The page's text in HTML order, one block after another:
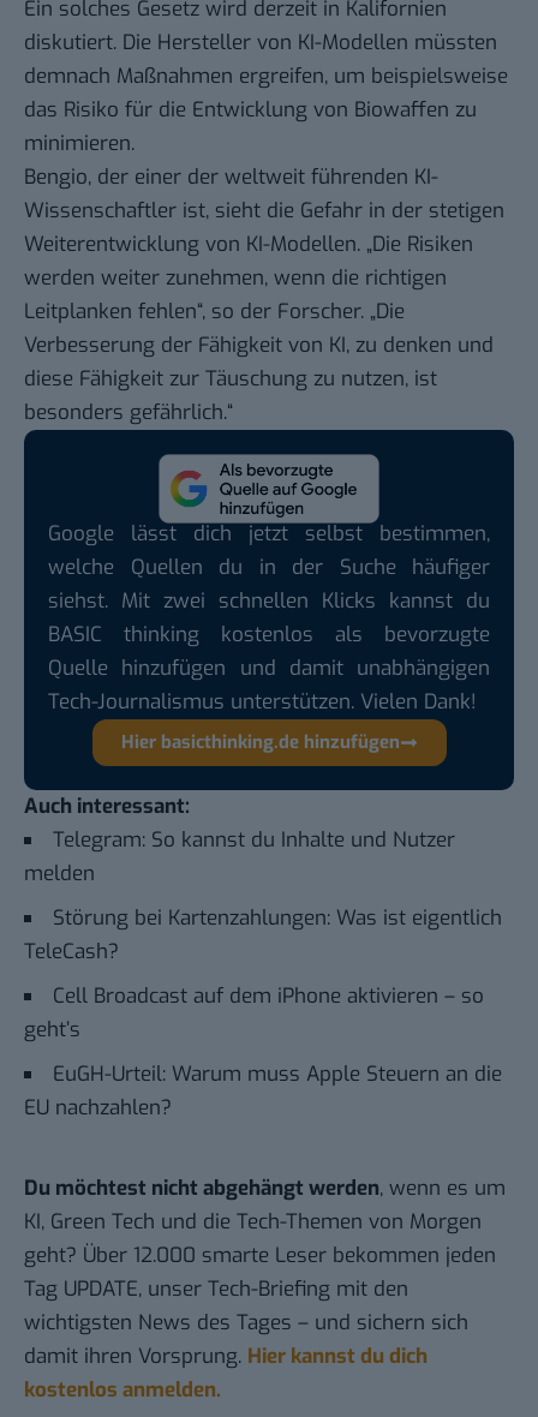
Ein solches Gesetz wird derzeit in Kalifornien
diskutiert. Die Hersteller von KI-Modellen müssten
demnach Maßnahmen ergreifen, um beispielsweise
das Risiko für die Entwicklung von Biowaffen zu
minimieren.
Bengio, der einer der weltweit führenden KI-
Wissenschaftler ist, sieht die Gefahr in der stetigen
Weiterentwicklung von KI-Modellen. „Die Risiken
werden weiter zunehmen, wenn die richtigen
Leitplanken fehlen“, so der Forscher. „Die
Verbesserung der Fähigkeit von KI, zu denken und
diese Fähigkeit zur Täuschung zu nutzen, ist
besonders gefährlich.“
Google lässt dich jetzt selbst bestimmen,
welche Quellen du in der Suche häufiger
siehst. Mit zwei schnellen Klicks kannst du
BASIC thinking kostenlos als bevorzugte
Quelle hinzufügen und damit unabhängigen
Tech-Journalismus unterstützen. Vielen Dank!
Hier basicthinking.de hinzufügen
Auch interessant:
Telegram: So kannst du Inhalte und Nutzer
melden
Störung bei Kartenzahlungen: Was ist eigentlich
TeleCash?
Cell Broadcast auf dem iPhone aktivieren – so
geht’s
EuGH-Urteil: Warum muss Apple Steuern an die
EU nachzahlen?
Du möchtest nicht abgehängt werden, wenn es um
KI, Green Tech und die Tech-Themen von Morgen
geht? Über 12.000 smarte Leser bekommen jeden
Tag UPDATE, unser Tech-Briefing mit den
wichtigsten News des Tages – und sichern sich
damit ihren Vorsprung. Hier kannst du dich
kostenlos anmelden.